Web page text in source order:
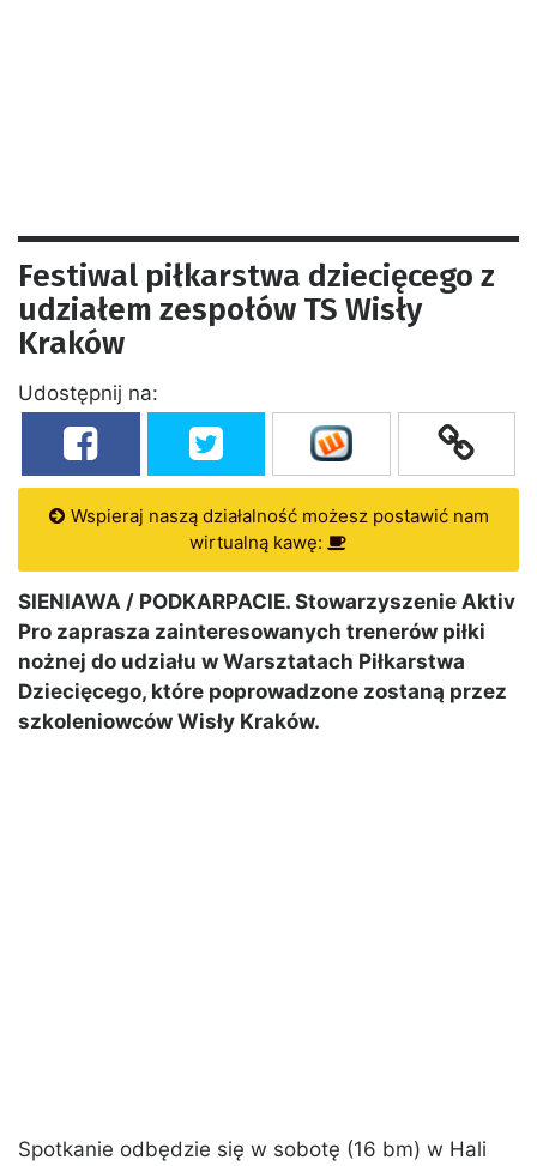
Festiwal piłkarstwa dziecięcego z
udziałem zespołów TS Wisły
Kraków
Udostępnij na:
Wspieraj naszą działalność możesz postawić nam
wirtualną kawę:
SIENIAWA / PODKARPACIE. Stowarzyszenie Aktiv
Pro zaprasza zainteresowanych trenerów piłki
nożnej do udziału w Warsztatach Piłkarstwa
Dziecięcego, które poprowadzone zostaną przez
szkoleniowców Wisły Kraków.
Spotkanie odbędzie się w sobotę (16 bm) w Hali